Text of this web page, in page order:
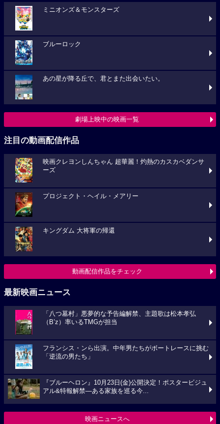
ミニオンズ＆モンスターズ
ブルーロック
あの星が降る丘で、君とまた出会いたい。
劇場上映中の映画一覧
注目の動画配信作品
映画クレヨンしんちゃん 超華麗！灼熱のカスカベダンサ
ーズ
プロジェクト・ヘイル・メアリー
キングダム 大将軍の帰還
動画配信作品をチェック
最新映画ニュース
「八つ墓村」悪夢的な予告編解禁、主題歌は松本孝弘
（B’z）率いるTMGが担当
フランシス・ンら出演。中年男たちがボートレースに挑む
「逆流の男たち」
『ブルーヘロン』10月23日(金)公開決定！ポスタービジュ
アル&特報解禁―ある家族を巡る今...
映画ニュースへ